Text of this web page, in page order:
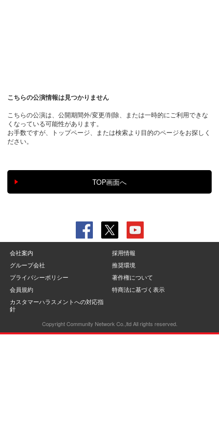
こちらの公演情報は見つかりません
こちらの公演は、公開期間外/変更/削除、または一時的にご利用できな
くなっている可能性があります。
お手数ですが、トップページ、または検索より目的のページをお探しく
ださい。
会社案内
採用情報
グループ会社
推奨環境
プライバシーポリシー
著作権について
会員規約
特商法に基づく表示
カスタマーハラスメントへの対応指
針
Copyright Community Network Co.,ltd All rights reserved.